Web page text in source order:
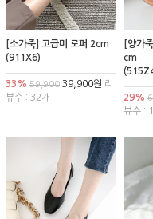
[소가죽] 고급미 로퍼 2cm
(911X6)
33% 59,900 39,900원 리
뷰수 : 32개
[양가
cm
29%
뷰수 :